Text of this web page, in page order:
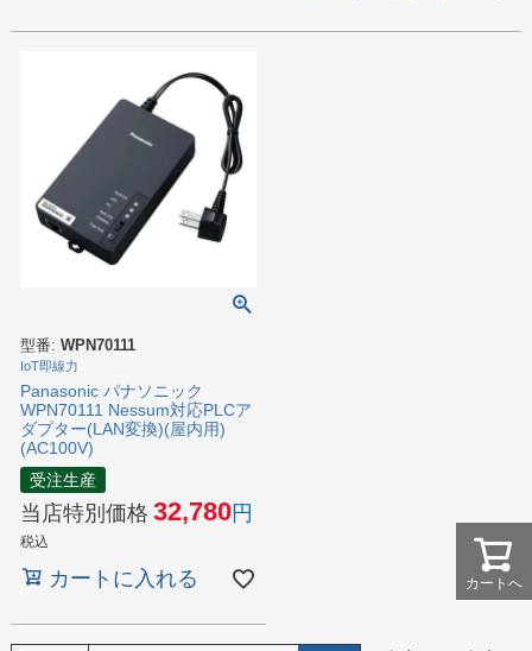
型番: WPN70111
IoT即線力
Panasonic パナソニック
WPN70111 Nessum対応PLCア
ダプター(LAN変換)(屋内用)
(AC100V)
受注生産
当店特別価格 32,780
税込
カートに入れる カートへ